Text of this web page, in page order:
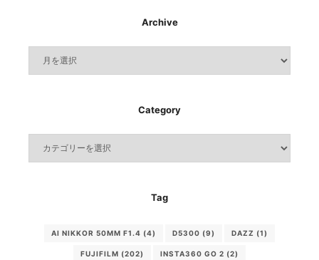
Archive
Category
Tag
AI NIKKOR 50MM F1.4 (4) D5300 (9) DAZZ (1)
FUJIFILM (202) INSTA360 GO 2 (2)